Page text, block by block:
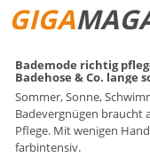
GIGA
Bademode richtig
Badehose & Co. lange
Sommer, Sonne,
Badevergnügen braucht
Pflege. Mit wenigen
farbintensiv.